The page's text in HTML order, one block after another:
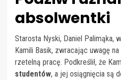
absolwentki
Starosta Nyski, Daniel Palimąka,
Kamili Basik, zwracając uwagę
rzetelną pracę. Podkreślił, że
studentów, a jej osiągnięcia są